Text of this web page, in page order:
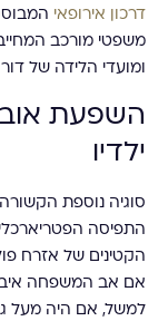
דרכון אירופאי
משפטי מורכב
ומועדי הלידה של
השפעת
ילדיו
התפיסה
הקטינים של אזרח
אם אב המשפחה איבד